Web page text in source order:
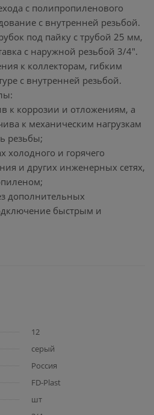
с полипропиленового
с внутренней резьбой.
под пайку с трубой 25 мм,
с наружной резьбой 3/4".
к коллекторам, гибким
с внутренней резьбой.
к коррозии и отложениям, а
к механическим нагрузкам
резьбы;
холодного и горячего
и других инженерных сетях,
дополнительных
быстрым и
12
серый
Россия
FD-Plast
шт